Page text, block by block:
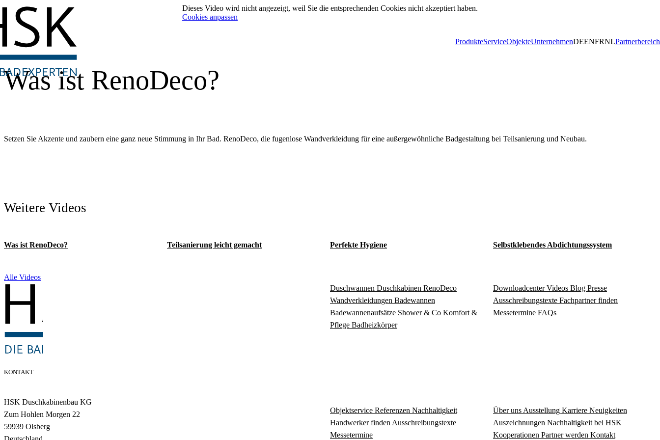
ProdukteServiceObjekteUnternehmenDEENFRNLPartnerbereich
Dieses Video wird nicht angezeigt, weil Sie die entsprechenden Cookies nicht akzeptiert haben.
Cookies anpassen
Was ist RenoDeco?
Setzen Sie Akzente und zaubern eine ganz neue Stimmung in Ihr Bad. RenoDeco, die fugenlose Wandverkleidung für eine außergewöhnliche Badgestaltung bei Teilsanierung und Neubau.
Weitere Videos
Was ist RenoDeco? Teilsanierung leicht gemacht Perfekte Hygiene Selbstklebendes Abdichtungssystem
Alle Videos
KONTAKT
HSK Duschkabinenbau KG
Zum Hohlen Morgen 22
59939 Olsberg
Duschwannen Duschkabinen RenoDeco
Wandverkleidungen Badewannen
Badewannenaufsätze Shower & Co Komfort &
Pflege Badheizkörper
Download­centerVideos Blog Presse
Ausschreibungstexte Fachpartner finden
Messetermine FAQs
Objektservice Referenzen Nachhaltigkeit
Handwerker finden Ausschreibungstexte
Messetermine
Über uns Ausstellung Karriere Neuigkeiten
Auszeichnungen Nachhaltigkeit bei HSK
Kooperationen Partner werden Kontakt